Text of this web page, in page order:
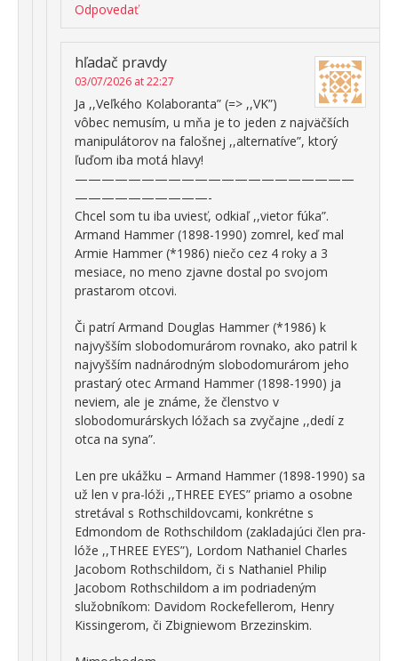
Odpovedať
hľadač pravdy
03/07/2026 at 22:27
Ja ,,Veľkého Kolaboranta” (=> ,,VK”)
vôbec nemusím, u mňa je to jeden z najväčších
manipulátorov na falošnej ,,alternatíve”, ktorý
ľuďom iba motá hlavy!
—————————————————————
——————————-
Chcel som tu iba uviesť, odkiaľ ,,vietor fúka”.
Armand Hammer (1898-1990) zomrel, keď mal
Armie Hammer (*1986) niečo cez 4 roky a 3
mesiace, no meno zjavne dostal po svojom
prastarom otcovi.
Či patrí Armand Douglas Hammer (*1986) k
najvyšším slobodomurárom rovnako, ako patril k
najvyšším nadnárodným slobodomurárom jeho
prastarý otec Armand Hammer (1898-1990) ja
neviem, ale je známe, že členstvo v
slobodomurárskych lóžach sa zvyčajne ,,dedí z
otca na syna”.
Len pre ukážku – Armand Hammer (1898-1990) sa
už len v pra-lóži ,,THREE EYES” priamo a osobne
stretával s Rothschildovcami, konkrétne s
Edmondom de Rothschildom (zakladajúci člen pra-
lóže ,,THREE EYES”), Lordom Nathaniel Charles
Jacobom Rothschildom, či s Nathaniel Philip
Jacobom Rothschildom a im podriadeným
služobníkom: Davidom Rockefellerom, Henry
Kissingerom, či Zbigniewom Brzezinskim.